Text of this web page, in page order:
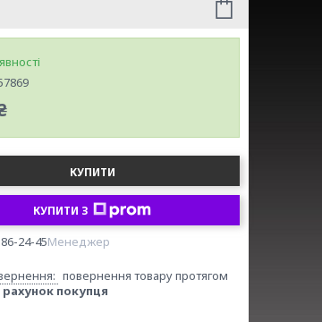
КУПИТИ
КУПИТИ З
24-45Менеджер
повернення товару протягом
рахунок покупця